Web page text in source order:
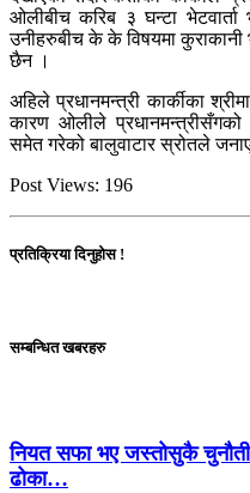
ओलीबीच करिब ३ घन्टा भेटवार्ता
उनीहरुबीच के के विषयमा
छैन ।
अहिले प्रधानमन्त्री कार्कीका
कारण ओलीले प्रधानमन्त्रीसँगको
समेत गरेको बालुवाटार स्रोतले
Post Views: 196
प्रतिक्रिया दिनुहोस !
सम्बन्धित खबरहरु
नियत सफा भए जस्तोसुकै
ढोका…